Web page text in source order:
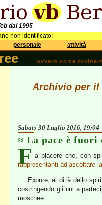
dal 1995
non identificato!
personale attività
ovvero come
Archivio per il
Sabato 30 Luglio 2016, 19:04
La pace è fuori
F a piacere che, con
rappresentanti ad ascoltare
Eppure, al di là dello
costringendo gli uni a
moschee.